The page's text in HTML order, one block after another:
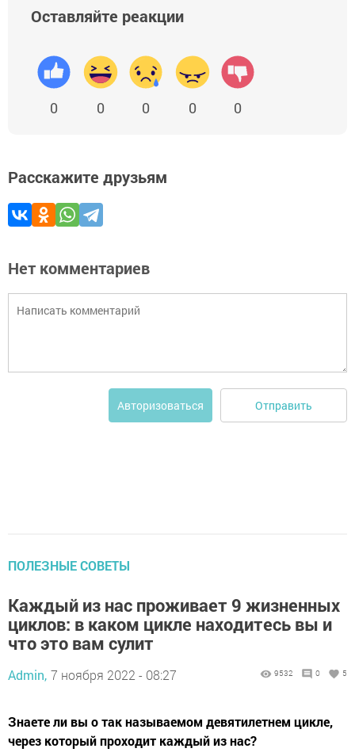
Оставляйте реакции
0 0 0 0 0
Расскажите друзьям
Нет комментариев
Авторизоваться Отправить
ПОЛЕЗНЫЕ СОВЕТЫ
Каждый из нас проживает 9 жизненных
циклов: в каком цикле находитесь вы и
что это вам сулит
Admin, 7 ноября 2022 - 08:27 9532 0 5
Знаете ли вы о так называемом девятилетнем цикле,
через который проходит каждый из нас?